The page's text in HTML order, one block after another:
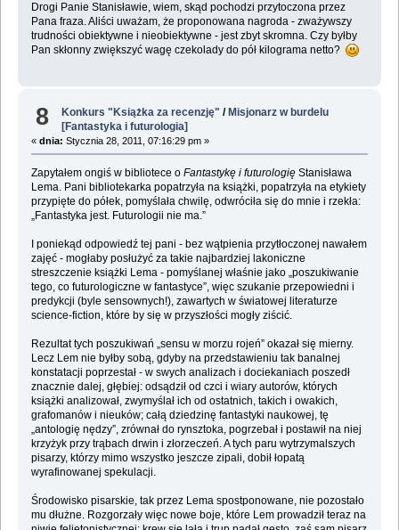
Drogi Panie Stanisławie, wiem, skąd pochodzi przytoczona przez
Pana fraza. Aliści uważam, że proponowana nagroda - zważywszy
trudności obiektywne i nieobiektywne - jest zbyt skromna. Czy byłby
Pan skłonny zwiększyć wagę czekolady do pół kilograma netto?
8 Konkurs "Książka za recenzję" /Misjonarz w burdelu
[Fantastyka i futurologia]
« dnia: Stycznia 28, 2011, 07:16:29 pm »
Zapytałem ongiś w bibliotece o Fantastykę i futurologięStanisława
Lema. Pani bibliotekarka popatrzyła na książki, popatrzyła na etykiety
przypięte do półek, pomyślała chwilę, odwróciła się do mnie i rzekła:
„Fantastyka jest. Futurologii nie ma.”
I poniekąd odpowiedź tej pani - bez wątpienia przytłoczonej nawałem
zajęć - mogłaby posłużyć za takie najbardziej lakoniczne
streszczenie książki Lema - pomyślanej właśnie jako „poszukiwanie
tego, co futurologiczne w fantastyce”, więc szukanie przepowiedni i
predykcji (byle sensownych!), zawartych w światowej literaturze
science-fiction, które by się w przyszłości mogły ziścić.
Rezultat tych poszukiwań „sensu w morzu rojeń” okazał się mierny.
Lecz Lem nie byłby sobą, gdyby na przedstawieniu tak banalnej
konstatacji poprzestał - w swych analizach i dociekaniach poszedł
znacznie dalej, głębiej: odsądził od czci i wiary autorów, których
książki analizował, zwymyślał ich od ostatnich, takich i owakich,
grafomanów i nieuków; całą dziedzinę fantastyki naukowej, tę
„antologię nędzy”, zrównał do rynsztoka, pogrzebał i postawił na niej
krzyżyk przy trąbach drwin i złorzeczeń. A tych paru wytrzymalszych
pisarzy, którzy mimo wszystko jeszcze zipali, dobił łopatą
wyrafinowanej spekulacji.
Środowisko pisarskie, tak przez Lema spostponowane, nie pozostało
mu dłużne. Rozgorzały więc nowe boje, które Lem prowadził teraz na